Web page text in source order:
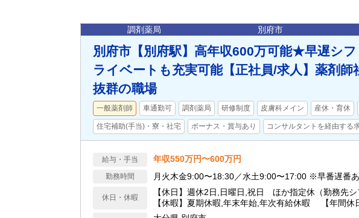
調剤薬局 別府市
別府市【別府駅】高年収600万可能★早遅シ
ライベートも充実可能【正社員/求人】薬剤師
抜群の職場
一般薬剤師 車通勤可 調剤薬局 研修制度 皮膚科メイン 産休・育休
住宅補助(手当)・寮・社宅 ボーナス・賞与あり コンサルタントを経由する
給与・手当 年収550万円〜600万円
勤務時間 月火木金9:00〜18:30／水土9:00〜17:00 ※早番遅番
休日・休暇
【休日】週休2日,日曜日,祝日 ほか指定休（勤務先シ
【休暇】夏期休暇,年末年始,年次有給休暇 【年間休